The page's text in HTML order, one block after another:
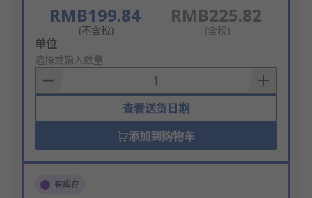
RMB199.84
(不含税)
RMB225.82
(含税)
Add
to
Basket
单位
选择或输入数量
查看送货日期
添加到购物车
有库存